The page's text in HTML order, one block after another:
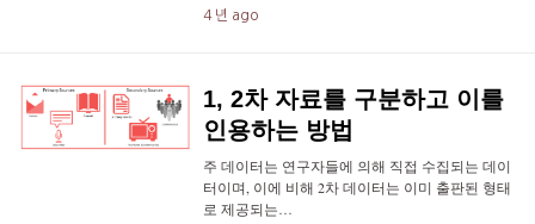
4 년 ago
1, 2차 자료를 구분하고 이를
인용하는 방법
주 데이터는 연구자들에 의해 직접 수집되는 데이
터이며, 이에 비해 2차 데이터는 이미 출판된 형태
로 제공되는…